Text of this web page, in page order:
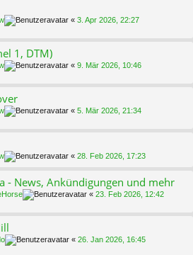
« 3. Apr 2026, 22:27
1, DTM)
« 9. Mär 2026, 10:46
« 5. Mär 2026, 21:34
« 28. Feb 2026, 17:23
- News, Ankündigungen und mehr
« 23. Feb 2026, 12:42
« 26. Jan 2026, 16:45